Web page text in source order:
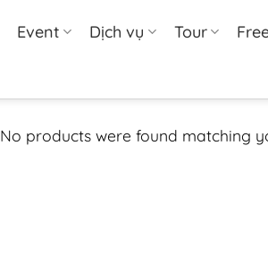
Event Dịch vụ Tour
No products were found matching